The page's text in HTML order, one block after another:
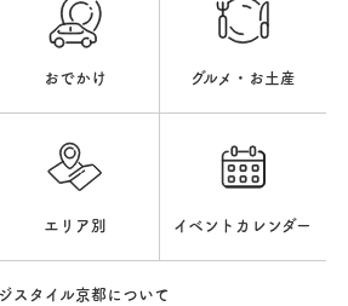
おでかけ グルメ・お土産
エリア別 イベントカレンダー
スタイル京都について